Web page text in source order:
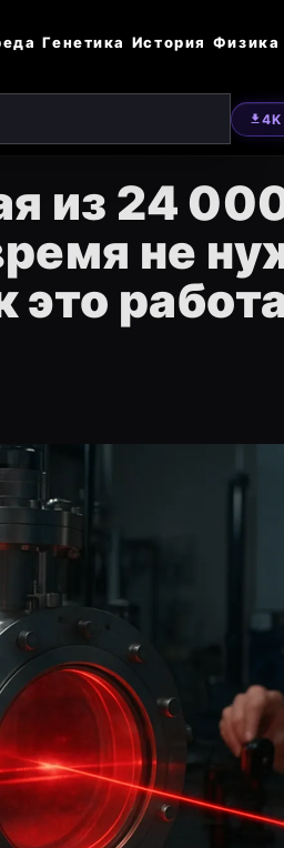
Генетика История Физика
4K
из 24
не
это